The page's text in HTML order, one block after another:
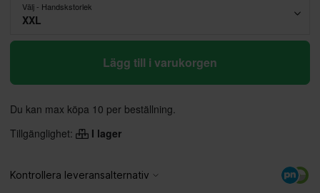
Välj - Handskstorlek
XXL
Lägg till i varukorgen
Du kan max köpa 10 per beställning.
Tillgänglighet:
I lager